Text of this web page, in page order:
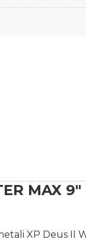
MAX
XP Deus II